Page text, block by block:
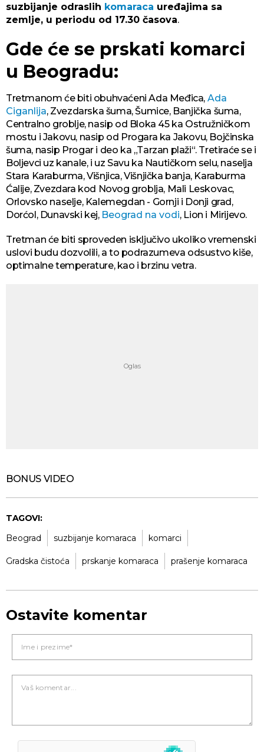
suzbijanje odraslih komaraca uređajima sa
zemlje, u periodu od 17.30 časova.
Gde će se prskati komarci
u Beogradu:
Tretmanom će biti obuhvaćeni Ada Međica, Ada
Ciganlija, Zvezdarska šuma, Šumice, Banjička šuma,
Centralno groblje, nasip od Bloka 45 ka Ostružničkom
mostu i Jakovu, nasip od Progara ka Jakovu, Bojčinska
šuma, nasip Progar i deo ka „Tarzan plaži“. Tretiraće se i
Boljevci uz kanale, i uz Savu ka Nautičkom selu, naselja
Stara Karaburma, Višnjica, Višnjička banja, Karaburma
Ćalije, Zvezdara kod Novog groblja, Mali Leskovac,
Orlovsko naselje, Kalemegdan - Gornji i Donji grad,
Dorćol, Dunavski kej, Beograd na vodi, Lion i Mirijevo.
Tretman će biti sproveden isključivo ukoliko vremenski
uslovi budu dozvolili, a to podrazumeva odsustvo kiše,
optimalne temperature, kao i brzinu vetra.
BONUS VIDEO
TAGOVI:
Beograd
suzbijanje komaraca komarci
Gradska čistoća prskanje komaraca prašenje komaraca
Ostavite komentar